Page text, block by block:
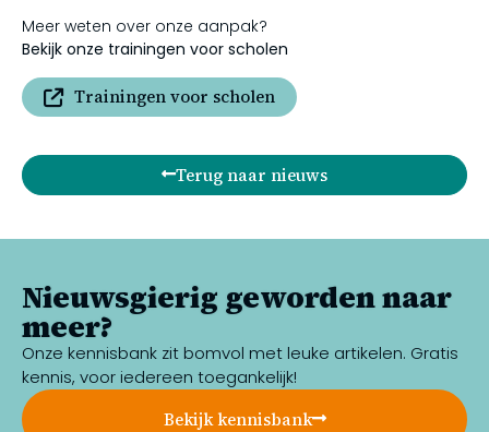
Meer weten over onze aanpak?
Bekijk onze trainingen voor scholen
Trainingen voor scholen
Terug naar nieuws
Nieuwsgierig geworden naar
meer?
Onze kennisbank zit bomvol met leuke artikelen. Gratis
kennis, voor iedereen toegankelijk!
Bekijk kennisbank